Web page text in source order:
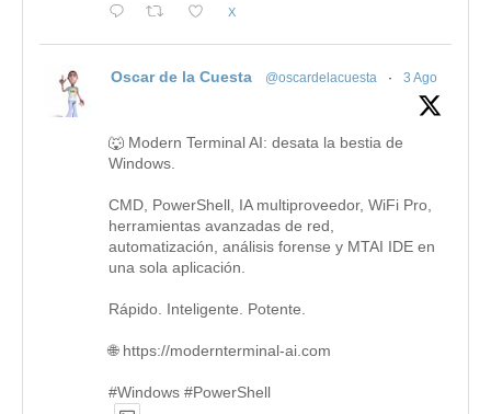
X
Oscar de la Cuesta @oscardelacuesta · 3 Ago
🐺 Modern Terminal AI: desata la bestia de
Windows.
CMD, PowerShell, IA multiproveedor, WiFi Pro,
herramientas avanzadas de red,
automatización, análisis forense y MTAI IDE en
una sola aplicación.
Rápido. Inteligente. Potente.
🌐 https://modernterminal-ai.com
#Windows #PowerShell